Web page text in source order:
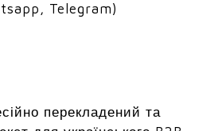
Telegram)
перекладений та